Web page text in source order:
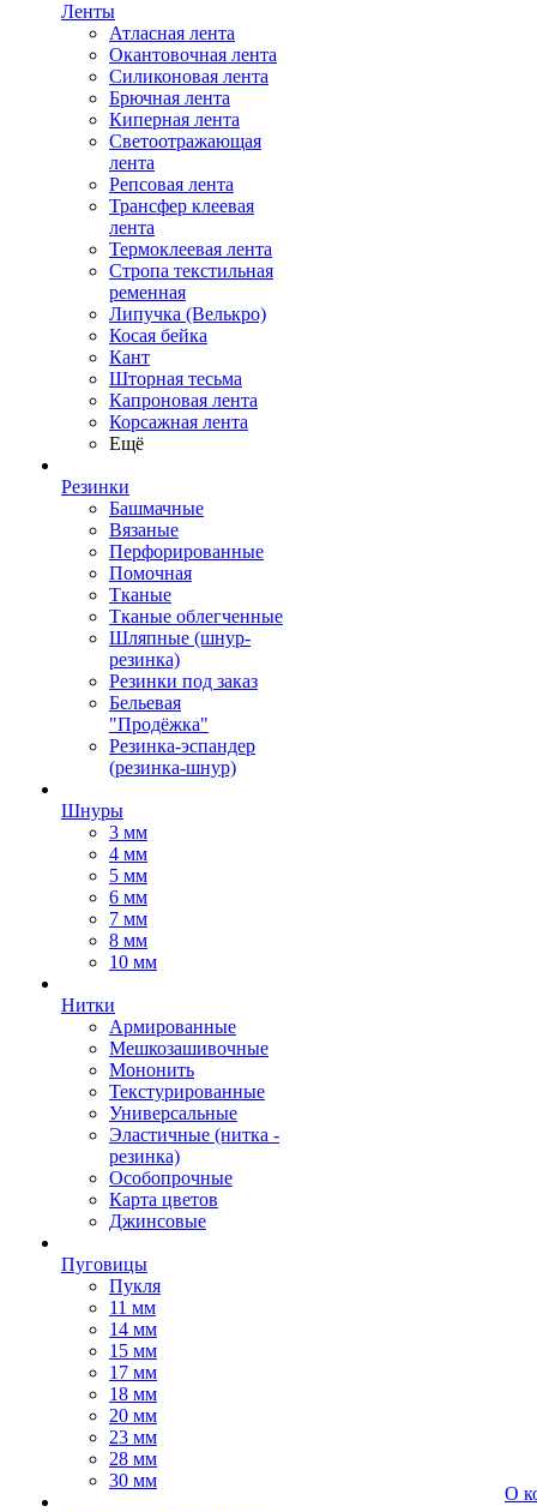
Ленты
Атласная лента
Окантовочная лента
Силиконовая лента
Брючная лента
Киперная лента
Светоотражающая
лента
Репсовая лента
Трансфер клеевая
лента
Термоклеевая лента
Стропа текстильная
ременная
Липучка (Велькро)
Косая бейка
Кант
Шторная тесьма
Капроновая лента
Корсажная лента
Ещё
Резинки
Башмачные
Вязаные
Перфорированные
Помочная
Тканые
Тканые облегченные
Шляпные (шнур-
резинка)
Резинки под заказ
Бельевая
"Продёжка"
Резинка-эспандер
(резинка-шнур)
Шнуры
3 мм
4 мм
5 мм
6 мм
7 мм
8 мм
10 мм
Нитки
Армированные
Мешкозашивочные
Мононить
Текстурированные
Универсальные
Эластичные (нитка -
резинка)
Особопрочные
Карта цветов
Джинсовые
Пуговицы
Пукля
11 мм
14 мм
15 мм
17 мм
18 мм
20 мм
23 мм
28 мм
30 мм
О